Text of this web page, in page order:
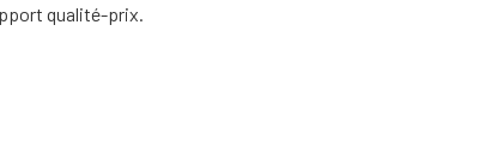
qualité-prix.